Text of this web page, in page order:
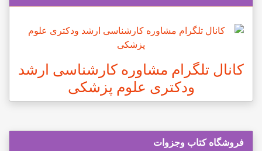
کانال تلگرام مشاوره کارشناسی ارشد
ودکتری علوم پزشکی
فروشگاه کتاب وجزوات